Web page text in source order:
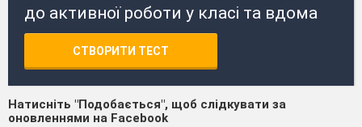
до активної роботи у класі та вдома
СТВОРИТИ ТЕСТ
Натисніть "Подобається", щоб слідкувати за
оновленнями на Facebook